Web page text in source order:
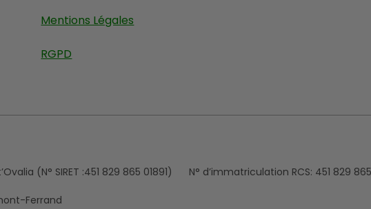
Mentions Légales
RGPD
(N° SIRET :451 829 865 01891) N° d’immatriculation RCS: 451 829 865
Ferrand